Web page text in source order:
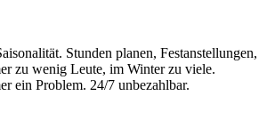
Stunden planen, Festanstellungen,
zu wenig Leute, im Winter zu viele.
ein Problem. 24/7 unbezahlbar.